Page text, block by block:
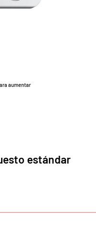
aumentar
estándar